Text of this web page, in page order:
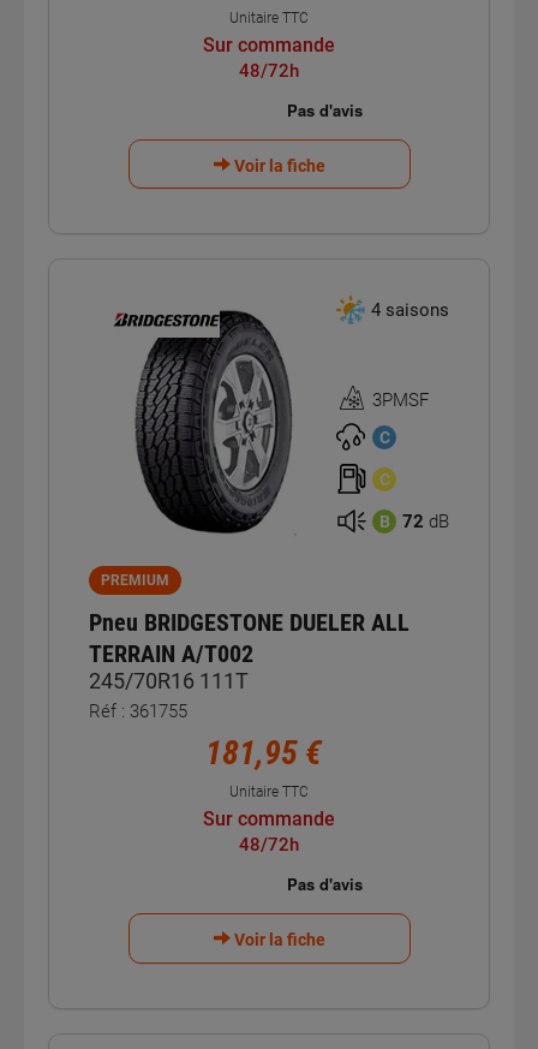
Unitaire TTC
Sur commande
48/72h
Voir la fiche
4 saisons
Homologation
3PMSF
3PMSF
C
C
B 72 dB
PREMIUM
Pneu BRIDGESTONE DUELER ALL
TERRAIN A/T002
245/70R16 111T
Réf : 361755
181,95 €
Unitaire TTC
Sur commande
48/72h
Voir la fiche